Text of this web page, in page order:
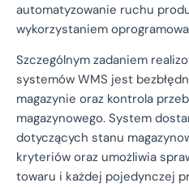
automatyzowanie ruchu
wykorzystaniem
Szczególnym zadaniem
systemów WMS jest
magazynie oraz kontrola
magazynowego. System
dotyczących stanu
kryteriów oraz umożliwia
towaru i każdej pojedynczej